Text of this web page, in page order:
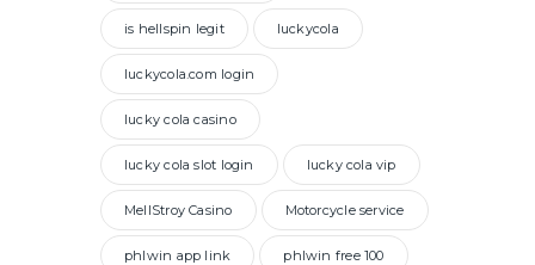
is hellspin legit luckycola
luckycola.com login
lucky cola casino
lucky cola slot login lucky cola vip
MellStroy Casino Motorcycle service
phlwin app link phlwin free 100